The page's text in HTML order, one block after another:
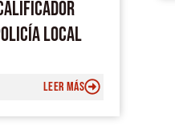
LOCAL
LEER MÁS